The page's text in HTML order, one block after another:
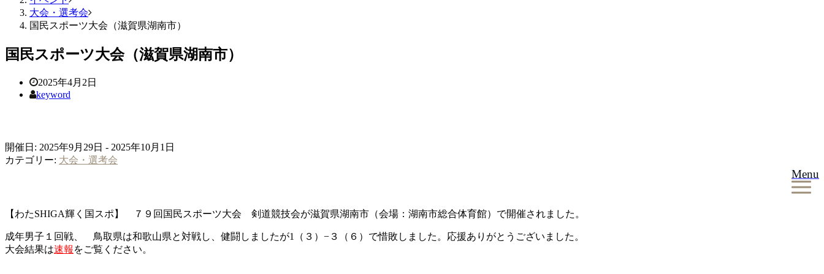
Menu
大会・選考会
国民スポーツ大会（滋賀県湖南市）
国民スポーツ大会（滋賀県湖南市）
2025年4月2日
keyword
開催日: 2025年9月29日 - 2025年10月1日
カテゴリー: 大会・選考会
【わたSHIGA輝く国スポ】 ７９回国民スポーツ大会 剣道競技会が滋賀県湖南市（会場：湖南市総合体育館）で開催されました。
成年男子１回戦、 鳥取県は和歌山県と対戦し、健闘しましたが1（３）−３（６）で惜敗しました。応援ありがとうございました。
大会結果は速報 をご覧ください。